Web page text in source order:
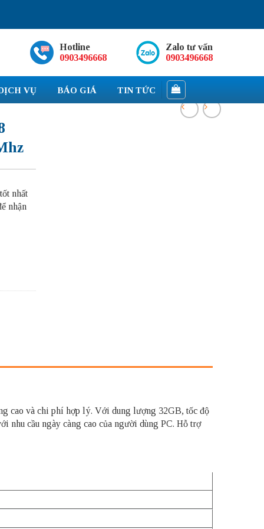
Hotline
0903496668
Zalo tư vấn
0903496668
VỤ BÁO GIÁ TIN TỨC
nhất
nhận
cao và chi phí hợp lý. Với dung lượng 32GB, tốc độ
nhu cầu ngày càng cao của người dùng PC. Hỗ trợ